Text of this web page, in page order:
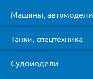
Машины, автомодели
Танки, спецтехника
Судомодели